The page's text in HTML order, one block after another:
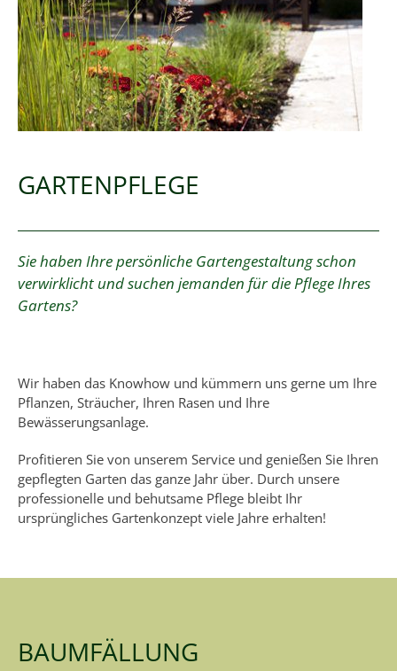
GARTENPFLEGE
Sie haben Ihre persönliche Gartengestaltung schon
verwirklicht und suchen jemanden für die Pflege Ihres
Gartens?
Wir haben das Knowhow und kümmern uns gerne um Ihre
Pflanzen, Sträucher, Ihren Rasen und Ihre
Bewässerungsanlage.
Profitieren Sie von unserem Service und genießen Sie Ihren
gepflegten Garten das ganze Jahr über. Durch unsere
professionelle und behutsame Pflege bleibt Ihr
ursprüngliches Gartenkonzept viele Jahre erhalten!
BAUMFÄLLUNG